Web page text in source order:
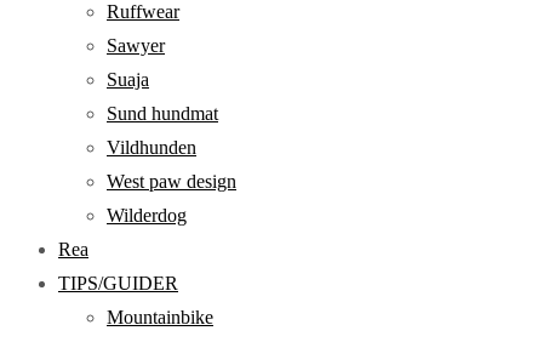
Ruffwear
Sawyer
Suaja
Sund hundmat
Vildhunden
West paw design
Wilderdog
Rea
TIPS/GUIDER
Mountainbike